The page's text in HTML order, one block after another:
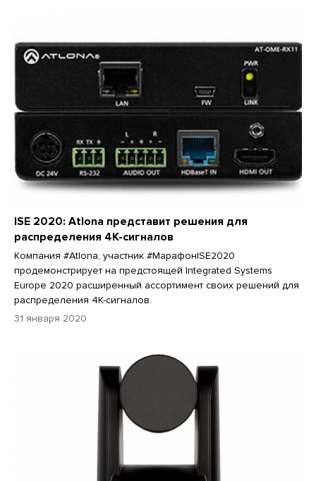
ISE 2020: Atlona представит решения для
распределения 4K-сигналов
Компания #Atlona, участник #МарафонISE2020
продемонстрирует на предстоящей Integrated Systems
Europe 2020 расширенный ассортимент своих решений для
распределения 4K-сигналов.
31 января 2020